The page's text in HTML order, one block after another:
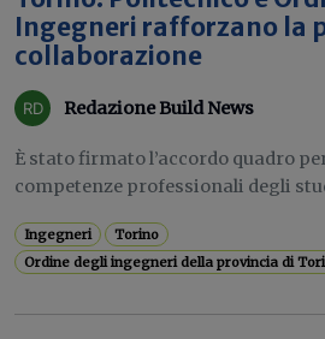
Ingegneri rafforzano la
collaborazione
Redazione Build News
È stato firmato l’accordo quadro
competenze professionali degli
Ingegneri
Torino
Ordine degli ingegneri della provincia di